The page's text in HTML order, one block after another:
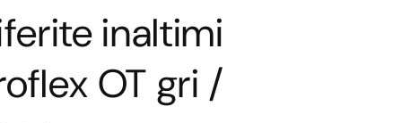
inaltimi
OT gri /